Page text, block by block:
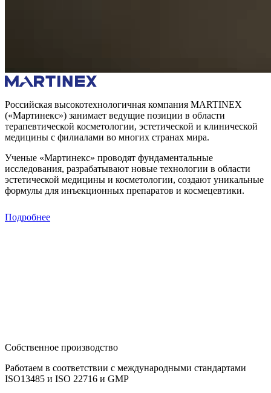
Российская высокотехнологичная компания MARTINEX
(«Мартинекс») занимает ведущие позиции в области
терапевтической косметологии, эстетической и клинической
медицины с филиалами во многих странах мира.
Ученые «Мартинекс» проводят фундаментальные
исследования, разрабатывают новые технологии в области
эстетической медицины и косметологии, создают уникальные
формулы для инъекционных препаратов и космецевтики.
Подробнее
Собственное производство
Работаем в соответствии с международными стандартами
ISO13485 и ISO 22716 и GMP